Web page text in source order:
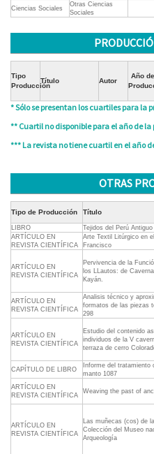
Ciencias Sociales
Otras Ciencias
Sociales
Tipo
Producción
Título Autor
Año de
* Sólo se presentan los cuartiles para la
** Cuartil no disponible para el año de
*** La revista no tiene cuartil en el año
OTRAS
Tipo de Producción Título
LIBRO Tejidos del Perú Antiguo
ARTÍCULO EN
REVISTA CIENTÍFICA
Arte Textil Litúrgico en
Francisco
ARTÍCULO EN
REVISTA CIENTÍFICA
Pervivencia de la
los LLautos: de
Kayán.
ARTÍCULO EN
REVISTA CIENTÍFICA
Analisis técnico y
formatos de las piezas
298
ARTÍCULO EN
REVISTA CIENTÍFICA
Estudio del contenido
individuos de la V
terraza de cerro
CAPÍTULO DE LIBRO
Informe del tratamiento
manto 1087
ARTÍCULO EN
REVISTA CIENTÍFICA
Weaving the past of
ARTÍCULO EN
REVISTA CIENTÍFICA
Las muñecas (cos) de
Colección del Museo
Arqueología